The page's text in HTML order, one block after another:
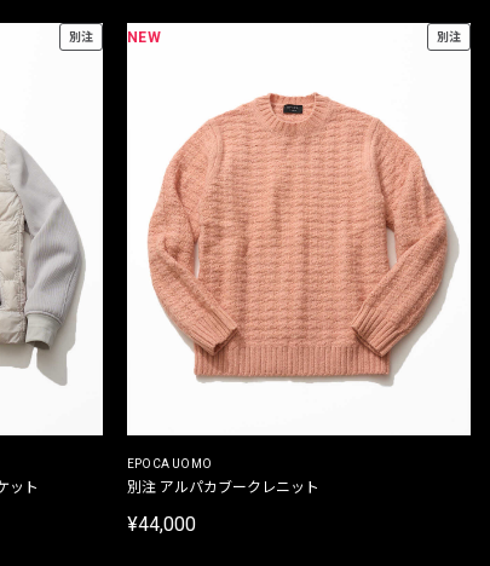
別注
ット
NEW 別注
EPOCA UOMO
別注 アルパカブークレニット
¥44,000